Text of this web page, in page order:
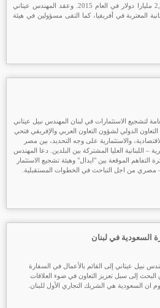
الاستثمار الأجنبي المباشر، الذي بلغ 2,3 مليارا دولار في العام 2015. وعقد المهندس عيتاني
المغتربة في أفريقيا، كما التقى مسؤولين في هيئة
الاستثمارات في لبنان المهندس نبيل عيتاني
الدولي لشؤون التعاون العربي والإفريقي فتحي
والاستثمارية على وجه التحديد، بين مصر
– اللبنانية العليا المشتركة بين البلدين. دعا المهندس
التفاهم الموقعة بين "ايدال" وهيئة تشجيع الاستثمار
مصري من اجل التباحث في الخطوات المستقبلية.
السعودية في لبنان
نبيل عيتاني إلى القائم بالأعمال في السفارة
إلى سبل تعزيز التعاون في ضوء العلاقات
ان السعودية هي الشريك التجاري الأول للبنان.